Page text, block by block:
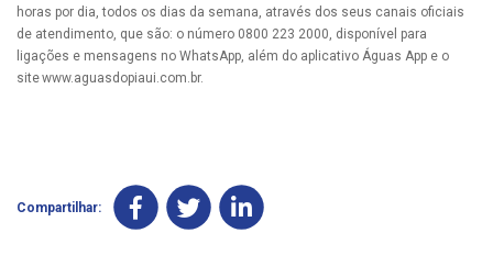
horas por dia, todos os dias da semana, através dos seus canais oficiais
de atendimento, que são: o número 0800 223 2000, disponível para
ligações e mensagens no WhatsApp, além do aplicativo Águas App e o
site www.aguasdopiaui.com.br.
Compartilhar: